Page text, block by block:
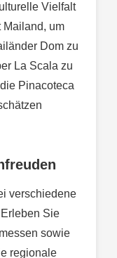
Vielfalt
Mailand, um
Dom zu
La Scala zu
Pinacoteca
verschiedene
Sie
sowie
regionale